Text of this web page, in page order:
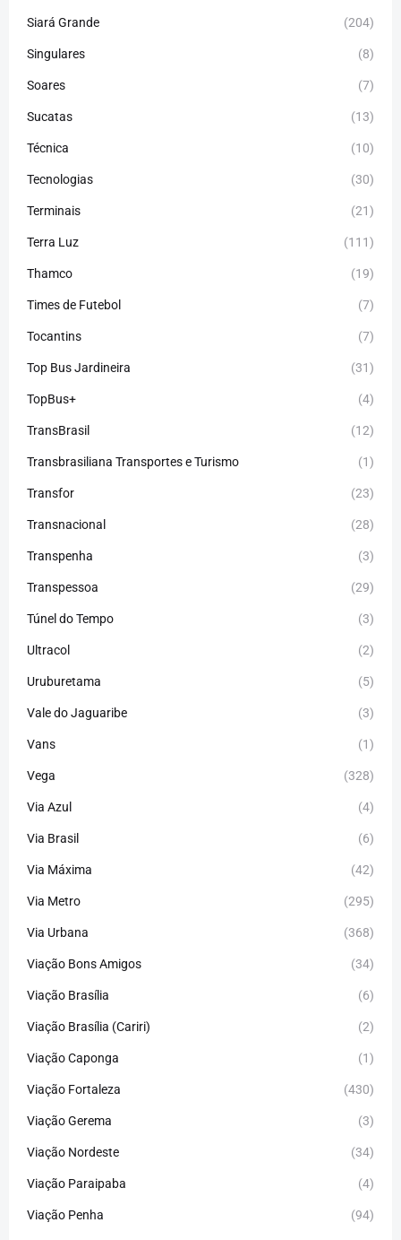
Siará Grande (204)
Singulares (8)
Soares (7)
Sucatas (13)
Técnica (10)
Tecnologias (30)
Terminais (21)
Terra Luz (111)
Thamco (19)
Times de Futebol (7)
Tocantins (7)
Top Bus Jardineira (31)
TopBus+ (4)
TransBrasil (12)
Transbrasiliana Transportes e Turismo (1)
Transfor (23)
Transnacional (28)
Transpenha (3)
Transpessoa (29)
Túnel do Tempo (3)
Ultracol (2)
Uruburetama (5)
Vale do Jaguaribe (3)
Vans (1)
Vega (328)
Via Azul (4)
Via Brasil (6)
Via Máxima (42)
Via Metro (295)
Via Urbana (368)
Viação Bons Amigos (34)
Viação Brasília (6)
Viação Brasília (Cariri) (2)
Viação Caponga (1)
Viação Fortaleza (430)
Viação Gerema (3)
Viação Nordeste (34)
Viação Paraipaba (4)
Viação Penha (94)